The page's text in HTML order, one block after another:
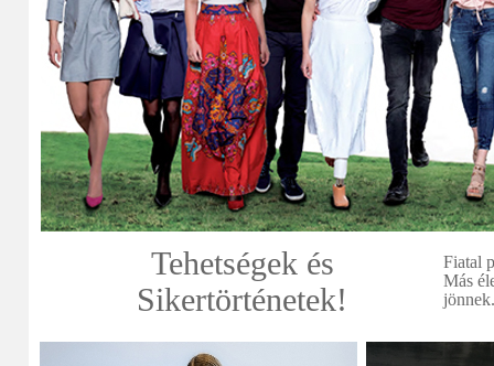
Tehetségek és
Sikertörténetek!
Fiatal
Más